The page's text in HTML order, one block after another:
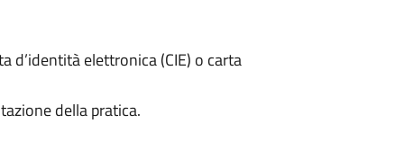
d’identità elettronica (CIE) o carta
della pratica.